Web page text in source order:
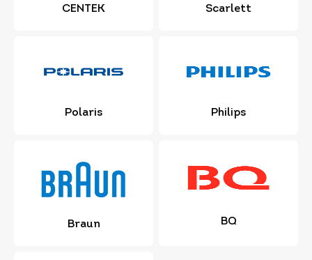
CENTEK Scarlett
Polaris Philips
Braun BQ